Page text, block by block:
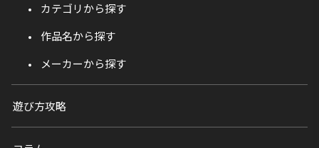
カテゴリから探す
作品名から探す
メーカーから探す
遊び方攻略